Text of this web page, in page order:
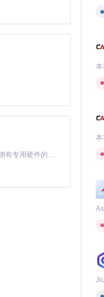
管理生态系
动整理到主动发
。
基于Python的Xiaozhi AI，适用于想要完整Xiaozhi体验而无需拥有专用硬件的用户。